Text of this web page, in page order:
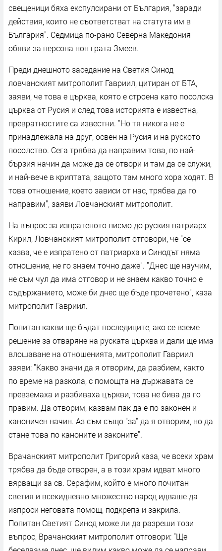
свещеници бяха експулсирани от България, "заради
действия, които не съответстват на статута им в
България". Седмица по-рано Северна Македония
обяви за персона нон грата Змеев.
Преди днешното заседание на Светия Синод
ловчанският митрополит Гавриил, цитиран от БТА,
заяви, че това е църква, която е строена като посолска
църква от Русия и след това историята е известна,
превратностите са известни. "Но тя никога не е
принадлежала на друг, освен на Русия и на руското
посолство. Сега трябва да направим това, по най-
бързия начин да може да се отвори и там да се служи,
и най-вече в криптата, защото там много хора ходят. В
това отношение, което зависи от нас, трябва да го
направим", заяви Ловчанският митрополит.
На въпрос за изпратеното писмо до руския патриарх
Кирил, Ловчанският митрополит отговори, че "се
казва, че е изпратено от патриарха и Синодът няма
отношение, не го знаем точно даже". "Днес ще научим,
не съм чул да има отговор и не знаем какво точно е
съдържанието, може би днес ще бъде прочетено", каза
митрополит Гавриил.
Попитан какви ще бъдат последиците, ако се вземе
решение за отваряне на руската църква и дали ще има
влошаване на отношенията, митрополит Гавриил
заяви: "Какво значи да я отворим, да разбием, както
по време на разкола, с помощта на държавата се
превземаха и разбиваха църкви, това не бива да го
правим. Да отворим, казвам пак да е по законен и
каноничен начин. Аз съм също "за" да я отворим, но да
стане това по каноните и законите".
Врачанският митрополит Григорий каза, че всеки храм
трябва да бъде отворен, а в този храм идват много
вярващи за св. Серафим, който е много почитан
светия и всекидневно множество народ идваше да
изпроси неговата помощ, подкрепа и закрила.
Попитан Светият Синод може ли да разреши този
въпрос, Врачанският митрополит отговори: "Ще